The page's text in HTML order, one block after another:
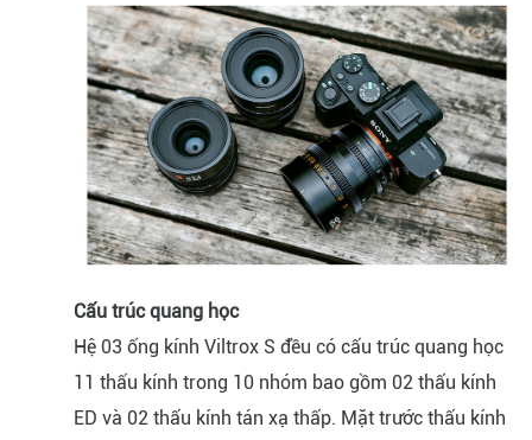
Cấu trúc quang học
Hệ 03 ống kính Viltrox S đều có cấu trúc quang học
11 thấu kính trong 10 nhóm bao gồm 02 thấu kính
ED và 02 thấu kính tán xạ thấp. Mặt trước thấu kính